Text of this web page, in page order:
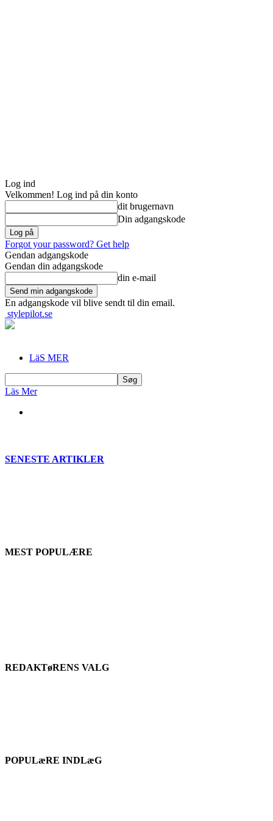
Log ind
Velkommen! Log ind på din konto
dit brugernavn
Din adgangskode
Forgot your password? Get help
Gendan adgangskode
Gendan din adgangskode
din e-mail
En adgangskode vil blive sendt til din email.
stylepilot.se
LäS MER
Läs Mer
SENESTE ARTIKLER
MEST POPULÆRE
REDAKTøRENS VALG
POPULæRE INDLæG